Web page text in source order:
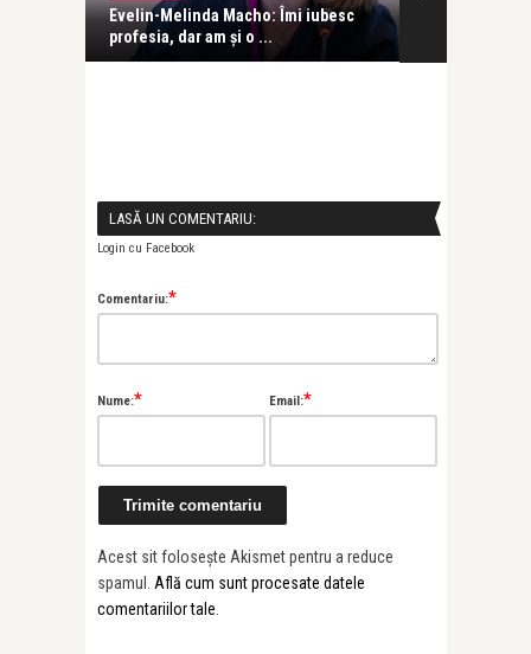
Evelin-Melinda Macho: Îmi iubesc
profesia, dar am și o ...
LASĂ UN COMENTARIU:
Login cu Facebook
Comentariu:*
Nume:* Email:*
Acest sit folosește Akismet pentru a reduce
spamul. Află cum sunt procesate datele
comentariilor tale